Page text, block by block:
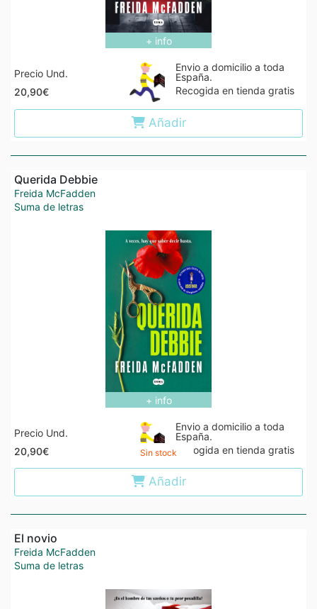
+ info
Precio Und.
20,90€
Envio a domicilio a toda
España.
Recogida en tienda gratis
Añadir
Querida Debbie
Freida McFadden
Suma de letras
+ info
Precio Und.
20,90€
Envio a domicilio a toda
España.
Recogida en tienda gratis
Sin stock
Añadir
El novio
Freida McFadden
Suma de letras